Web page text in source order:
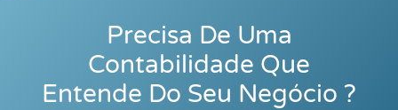
Precisa De Uma
Contabilidade Que
Entende Do Seu Negócio ?